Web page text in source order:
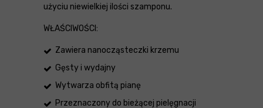
użyciu niewielkiej ilości szamponu.
WŁAŚCIWOŚCI:
Zawiera nanocząsteczki krzemu
Gęsty i wydajny
Wytwarza obfitą pianę
Przeznaczony do bieżącej pielęgnacji